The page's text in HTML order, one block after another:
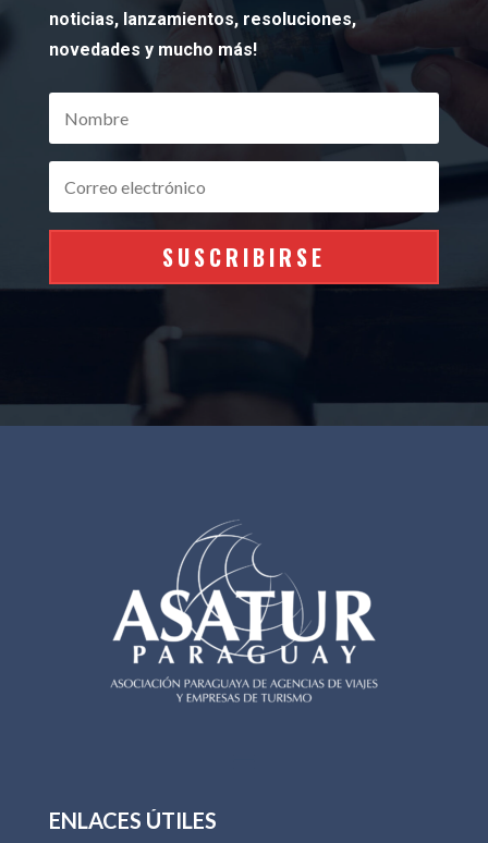
noticias, lanzamientos, resoluciones,
novedades y mucho más!
SUSCRIBIRSE
ENLACES ÚTILES